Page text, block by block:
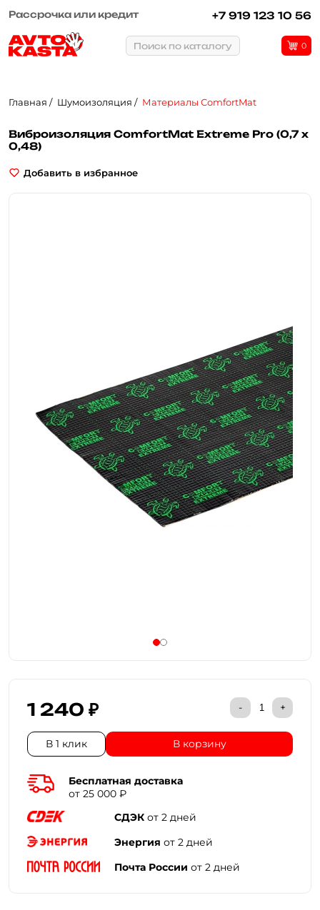
Рассрочка или кредит +7 919 123 10 56
Поиск по каталогу 0
Главная Шумоизоляция Материалы ComfortMat
Виброизоляция ComfortMat Extreme Pro (0,7 x
0,48)
Добавить в избранное
1 240 ₽ - +
В 1 клик В корзину
Бесплатная доставка
от 25 000 ₽
СДЭК от 2 дней
Энергия от 2 дней
Почта России от 2 дней